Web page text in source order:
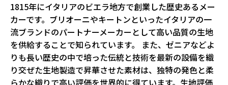
1815年にイタリアのビエラ地方で創業した歴史あるメー
カーです。ブリオーニやキートンといったイタリアの一
流ブランドのパートナーメーカーとして高い品質の生地
を供給することで知られています。 また、ゼニアなどよ
りも長い歴史の中で培った伝統と技術を最新の設備を織
り交ぜた生地製造で昇華させた素材は、独特の発色と柔